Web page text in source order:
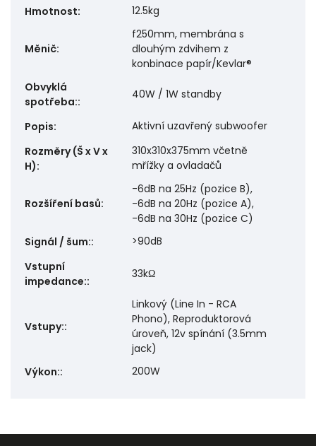
Hmotnost: 12.5kg
Měnič:
f250mm, membrána s
dlouhým zdvihem z
konbinace papír/Kevlar®
Obvyklá
spotřeba::
40W / 1W standby
Popis:
Aktivní uzavřený subwoofer
Rozměry (Š x V x
H):
310x310x375mm včetně
mřížky a ovladačů
Rozšíření basů:
-6dB na 25Hz (pozice B),
-6dB na 20Hz (pozice A),
-6dB na 30Hz (pozice C)
Signál / šum::
>90dB
Vstupní
impedance::
33kΩ
Vstupy::
Linkový (Line In - RCA
Phono), Reproduktorová
úroveň, 12v spínání (3.5mm
jack)
Výkon:: 200W